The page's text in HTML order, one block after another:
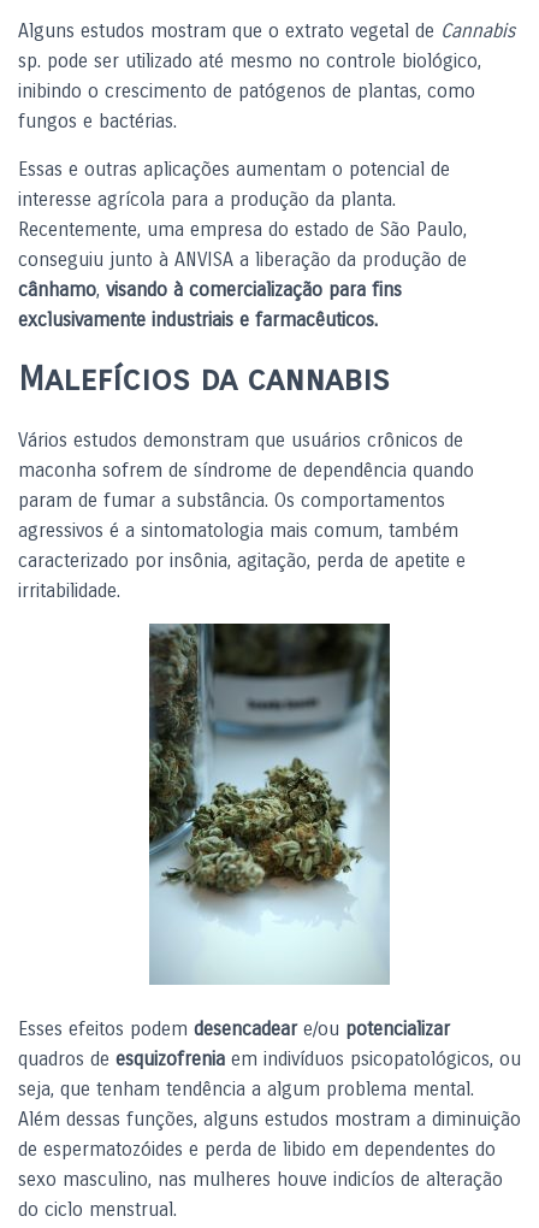
Alguns estudos mostram que o extrato vegetal de Cannabis
sp. pode ser utilizado até mesmo no controle biológico,
inibindo o crescimento de patógenos de plantas, como
fungos e bactérias.
Essas e outras aplicações aumentam o potencial de
interesse agrícola para a produção da planta.
Recentemente, uma empresa do estado de São Paulo,
conseguiu junto à ANVISA a liberação da produção de
cânhamo, visando à comercialização para fins
exclusivamente industriais e farmacêuticos.
Malefícios da cannabis
Vários estudos demonstram que usuários crônicos de
maconha sofrem de síndrome de dependência quando
param de fumar a substância. Os comportamentos
agressivos é a sintomatologia mais comum, também
caracterizado por insônia, agitação, perda de apetite e
irritabilidade.
Esses efeitos podem desencadeare/ou potencializar
quadros de esquizofrenia em indivíduos psicopatológicos, ou
seja, que tenham tendência a algum problema mental.
Além dessas funções, alguns estudos mostram a diminuição
de espermatozóides e perda de libido em dependentes do
sexo masculino, nas mulheres houve indicíos de alteração
do ciclo menstrual.